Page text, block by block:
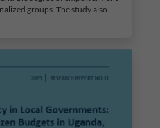
groups. The study also